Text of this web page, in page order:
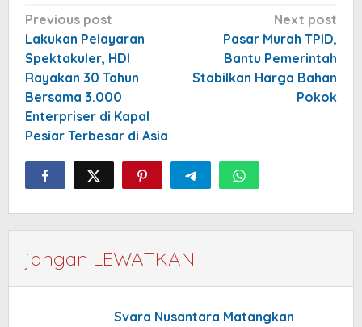
Post
navigation
Previous post
Lakukan Pelayaran
Spektakuler, HDI
Rayakan 30 Tahun
Bersama 3.000
Enterpriser di Kapal
Pesiar Terbesar di Asia
Next post
Pasar Murah TPID,
Bantu Pemerintah
Stabilkan Harga Bahan
Pokok
jangan LEWATKAN
Svara Nusantara Matangkan